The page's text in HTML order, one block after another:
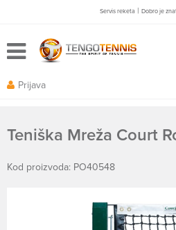
Servis reketa | Dobro je
Prijava
Teniška Mreža Court
Kod proizvoda: PO40548